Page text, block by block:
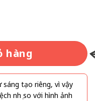
hàng
sáng tạo riêng, vì vậy
nhẹ so với hình ảnh